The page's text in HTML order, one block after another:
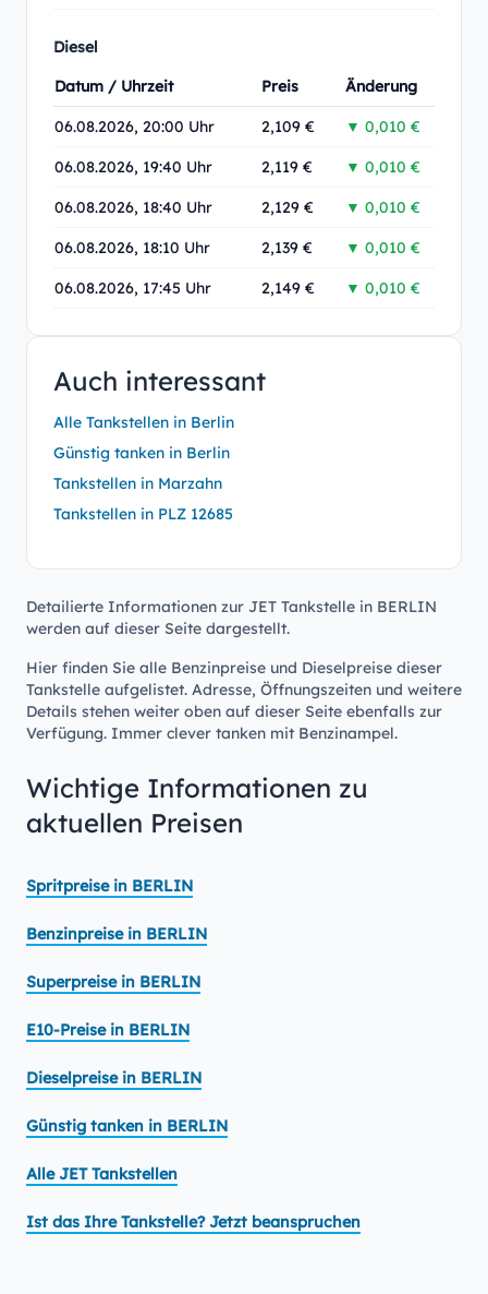
Diesel
Datum / Uhrzeit
Preis Änderung
06.08.2026, 20:00 Uhr 2,109 € ▼ 0,010 €
06.08.2026, 19:40 Uhr 2,119 € ▼ 0,010 €
06.08.2026, 18:40 Uhr 2,129 € ▼ 0,010 €
06.08.2026, 18:10 Uhr 2,139 € ▼ 0,010 €
06.08.2026, 17:45 Uhr 2,149 € ▼ 0,010 €
Auch interessant
Alle Tankstellen in Berlin
Günstig tanken in Berlin
Tankstellen in Marzahn
Tankstellen in PLZ 12685
Detailierte Informationen zur JET Tankstelle in BERLIN
werden auf dieser Seite dargestellt.
Hier finden Sie alle Benzinpreise und Dieselpreise dieser
Tankstelle aufgelistet. Adresse, Öffnungszeiten und weitere
Details stehen weiter oben auf dieser Seite ebenfalls zur
Verfügung. Immer clever tanken mit Benzinampel.
Wichtige Informationen zu
aktuellen Preisen
Spritpreise in BERLIN
Benzinpreise in BERLIN
Superpreise in BERLIN
E10-Preise in BERLIN
Dieselpreise in BERLIN
Günstig tanken in BERLIN
Alle JET Tankstellen
Ist das Ihre Tankstelle? Jetzt beanspruchen